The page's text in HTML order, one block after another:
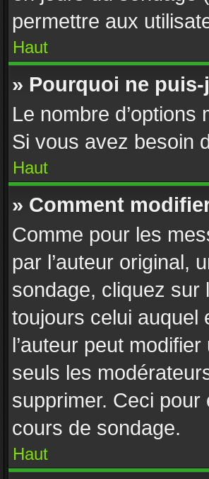
permettre aux
Haut
» Pourquoi ne
Le nombre d’options
Si vous avez besoin
Haut
» Comment
Comme pour les
par l’auteur original,
sondage, cliquez sur
toujours celui auquel
l’auteur peut
seuls les
supprimer. Ceci
cours de sondage.
Haut